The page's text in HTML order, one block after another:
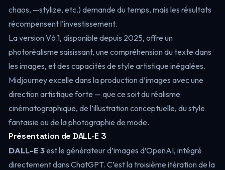
chaos, —stylize, etc.) demande du temps, mais les résultats
récompensent l’investissement.
La version V6.1, disponible depuis 2025, offre un
photoréalisme saisissant, une compréhension du texte dans
les images, et des capacités de style artistique inégalées.
Midjourney excelle dans la production d’images avec une
direction artistique forte — que ce soit du réalisme
cinématographique, de l’illustration conceptuelle, du style
fantaisie ou de la photographie de mode.
Présentation de DALL-E 3
DALL-E 3est le générateur d’images d’OpenAI, intégré
directement dans ChatGPT. C’est la troisième itération de la